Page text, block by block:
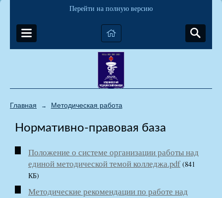
Перейти на полную версию
Главная → Методическая работа
Нормативно-правовая база
Положение о системе организации работы над
единой методической темой колледжа.pdf (841
КБ)
Методические рекомендации по работе над